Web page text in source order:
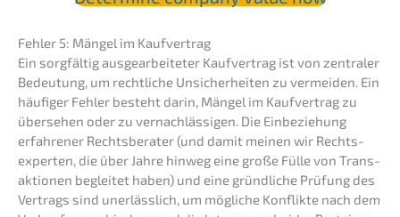
Fehler 5: Mängel im Kaufvertrag
Ein sorgfäl­tig ausge­ar­bei­te­ter Kaufver­trag ist von zentra­ler
Bedeu­tung, um recht­li­che Unsicher­hei­ten zu vermei­den. Ein
häufi­ger Fehler besteht darin, Mängel im Kaufver­trag zu
überse­hen oder zu vernach­läs­si­gen. Die Einbe­zie­hung
erfah­re­ner Rechts­be­ra­ter (und damit meinen wir Rechts­
exper­ten, die über Jahre hinweg eine große Fülle von Trans­
ak­tio­nen beglei­tet haben) und eine gründ­li­che Prüfung des
Vertrags sind unerläss­lich, um mögli­che Konflik­te nach dem